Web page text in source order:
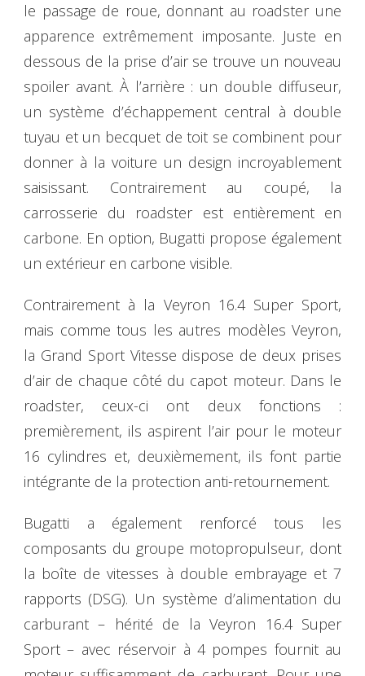
le passage de roue, donnant au roadster une
apparence extrêmement imposante. Juste en
dessous de la prise d’air se trouve un nouveau
spoiler avant. À l’arrière : un double diffuseur,
un système d’échappement central à double
tuyau et un becquet de toit se combinent pour
donner à la voiture un design incroyablement
saisissant. Contrairement au coupé, la
carrosserie du roadster est entièrement en
carbone. En option, Bugatti propose également
un extérieur en carbone visible.
Contrairement à la Veyron 16.4 Super Sport,
mais comme tous les autres modèles Veyron,
la Grand Sport Vitesse dispose de deux prises
d’air de chaque côté du capot moteur. Dans le
roadster, ceux-ci ont deux fonctions :
premièrement, ils aspirent l’air pour le moteur
16 cylindres et, deuxièmement, ils font partie
intégrante de la protection anti-retournement.
Bugatti a également renforcé tous les
composants du groupe motopropulseur, dont
la boîte de vitesses à double embrayage et 7
rapports (DSG). Un système d’alimentation du
carburant – hérité de la Veyron 16.4 Super
Sport – avec réservoir à 4 pompes fournit au